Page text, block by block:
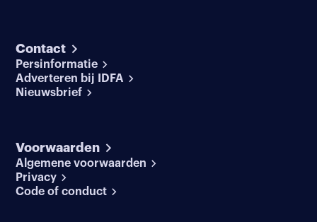
Contact
Persinformatie
Adverteren bij IDFA
Nieuwsbrief
Voorwaarden
Algemene voorwaarden
Privacy
Code of conduct